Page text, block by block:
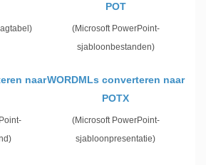
POT
(Microsoft PowerPoint-
sjabloonbestanden)
naarWORDMLs converteren naar
POTX
(Microsoft PowerPoint-
sjabloonpresentatie)